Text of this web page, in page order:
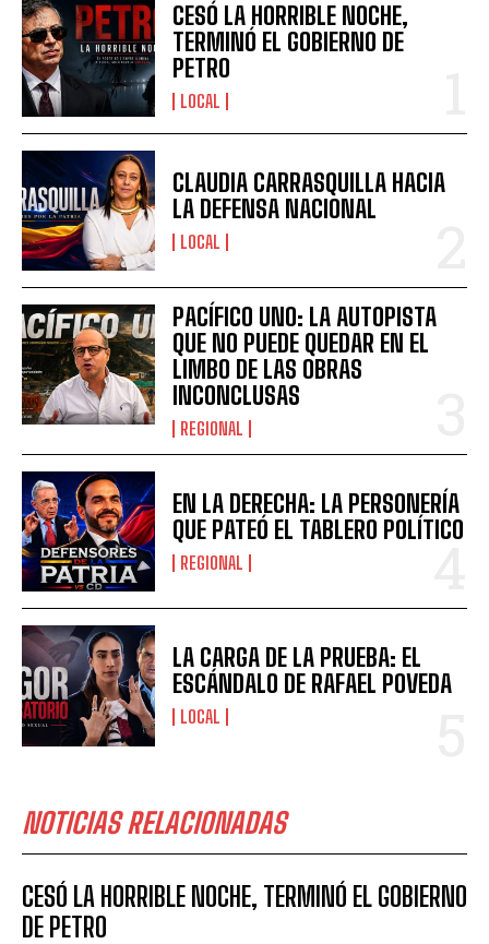
CESÓ LA HORRIBLE NOCHE,
TERMINÓ EL GOBIERNO DE
PETRO
LOCAL
CLAUDIA CARRASQUILLA HACIA
LA DEFENSA NACIONAL
LOCAL
PACÍFICO UNO: LA AUTOPISTA
QUE NO PUEDE QUEDAR EN EL
LIMBO DE LAS OBRAS
INCONCLUSAS
REGIONAL
EN LA DERECHA: LA PERSONERÍA
QUE PATEÓ EL TABLERO POLÍTICO
REGIONAL
LA CARGA DE LA PRUEBA: EL
ESCÁNDALO DE RAFAEL POVEDA
LOCAL
NOTICIAS RELACIONADAS
CESÓ LA HORRIBLE NOCHE, TERMINÓ EL GOBIERNO
DE PETRO